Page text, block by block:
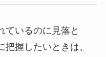
ているのに見落と
握したいときは、